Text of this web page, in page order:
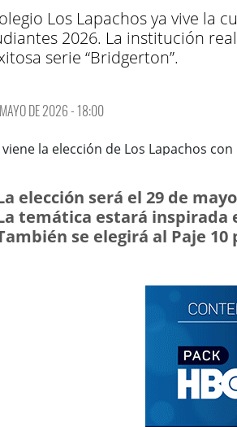
Los Lapachos ya vive la
2026. La institución
serie “Bridgerton”.
DE 2026 - 18:00
elección será el 29 de
temática estará inspirada
se elegirá al Paje